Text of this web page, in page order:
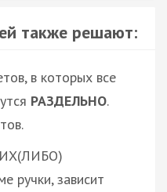
также решают:
в которых все
РАЗДЕЛЬНО.
ручки, зависит